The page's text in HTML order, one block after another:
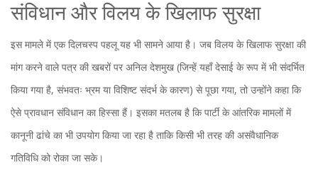
संविधान और विलय के खिलाफ सुरक्षा
इस मामले में एक दिलचस्प पहलू यह भी सामने आया है। जब विलय के खिलाफ सुरक्षा की
मांग करने वाले पत्र की खबरों पर अनिल देशमुख (जिन्हें यहाँ देसाई के रूप में भी संदर्भित
किया गया है, संभवतः भ्रम या विशिष्ट संदर्भ के कारण) से पूछा गया, तो उन्होंने कहा कि
ऐसे प्रावधान संविधान का हिस्सा हैं। इसका मतलब है कि पार्टी के आंतरिक मामलों में
कानूनी ढांचे का भी उपयोग किया जा रहा है ताकि किसी भी तरह की असंवैधानिक
गतिविधि को रोका जा सके।